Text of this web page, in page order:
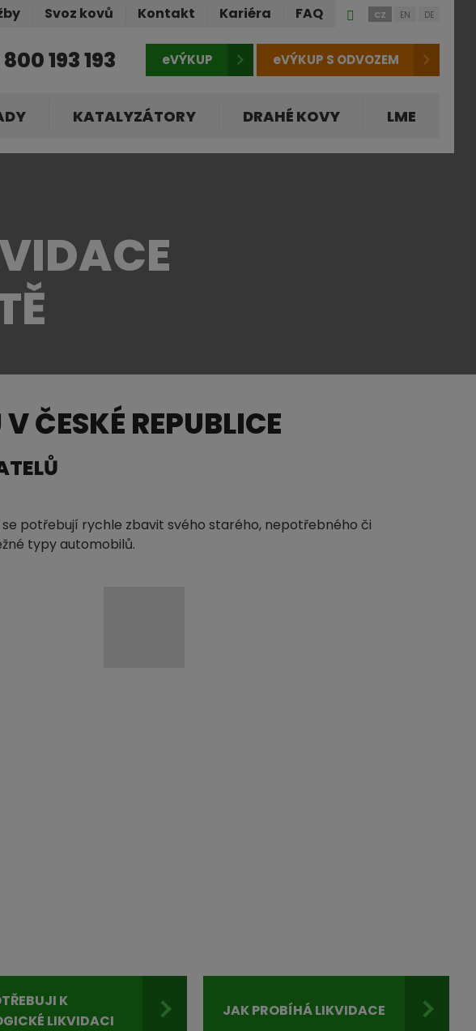
193 193
Svoz kovů Kontakt Kariéra FAQ
eVÝKUP eVÝKUP S ODVOZEM
Přihlášení
klienstké
CZ EN DE
KATALYZÁTORY DRAHÉ KOVY LME
ČESKÉ REPUBLICE
potřebují rychle zbavit svého starého, nepotřebného či
typy automobilů.
K
LIKVIDACI
JAK PROBÍHÁ LIKVIDACE